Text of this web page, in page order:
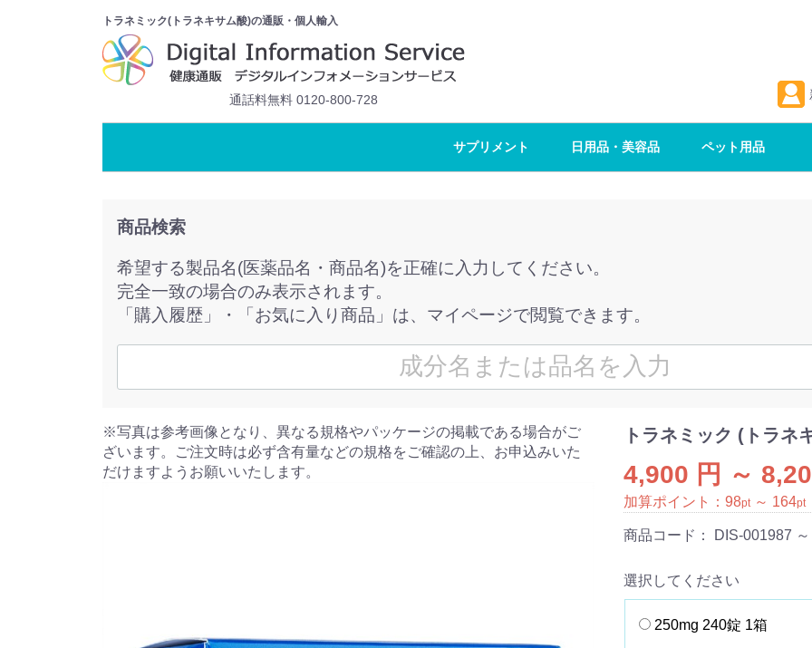
トラネミック(トラネキサム酸)の通販・個人輸入
通話料無料 0120-800-728
サプリメント 日用品・美容品 ペット用品
商品検索
希望する製品名(医薬品名・商品名)を正確に入力してください。
完全一致の場合のみ表示されます。
「購入履歴」・「お気に入り商品」は、マイページで閲覧できます。
※写真は参考画像となり、異なる規格やパッケージの掲載である場合がご
ざいます。ご注文時は必ず含有量などの規格をご確認の上、お申込みいた
だけますようお願いいたします。
トラネミック (トラネ
4,900 円 ～
加算ポイント： 98pt ～ 164pt
商品コード： DIS-001987
選択してください
250mg 240錠 1箱